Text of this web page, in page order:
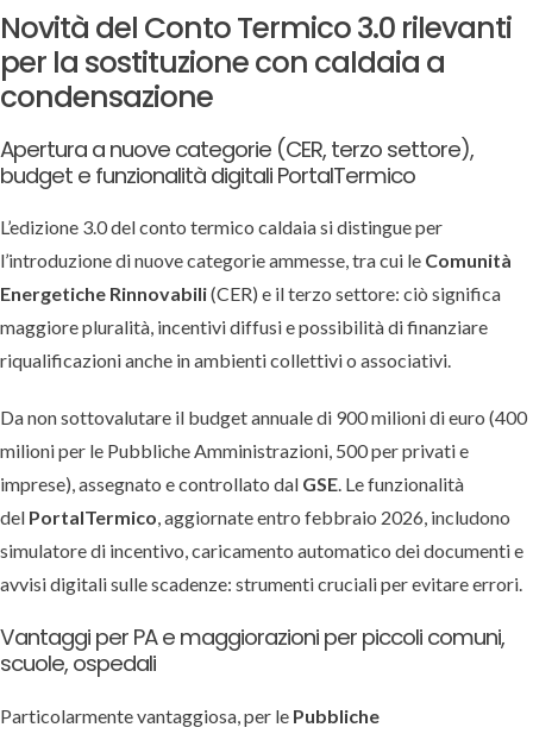
Novità del Conto Termico 3.0 rilevanti
per la sostituzione con caldaia a
condensazione
Apertura a nuove categorie (CER, terzo settore),
budget e funzionalità digitali PortalTermico
L’edizione 3.0 del conto termico caldaia si distingue per
l’introduzione di nuove categorie ammesse, tra cui le Comunità
Energetiche Rinnovabili(CER) e il terzo settore: ciò significa
maggiore pluralità, incentivi diffusi e possibilità di finanziare
riqualificazioni anche in ambienti collettivi o associativi.
Da non sottovalutare il budget annuale di 900 milioni di euro (400
milioni per le Pubbliche Amministrazioni, 500 per privati e
imprese), assegnato e controllato dal GSE. Le funzionalità
del PortalTermico, aggiornate entro febbraio 2026, includono
simulatore di incentivo, caricamento automatico dei documenti e
avvisi digitali sulle scadenze: strumenti cruciali per evitare errori.
Vantaggi per PA e maggiorazioni per piccoli comuni,
scuole, ospedali
Particolarmente vantaggiosa, per le Pubbliche